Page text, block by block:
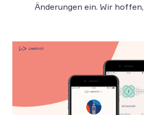
Änderungen ein. Wir